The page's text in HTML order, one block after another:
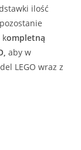
ilość
kompletną
aby w
LEGO wraz z